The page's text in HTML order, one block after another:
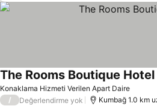
Konaklama Hizmeti Verilen Apart Daire
The Rooms Boutique Hotel
/ Değerlendirme yok Kumbağ 1.0 km